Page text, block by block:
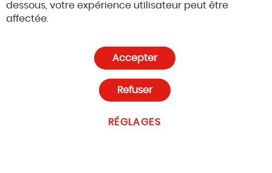
© 2026 Altreda SAS CGV
Paramètres des cookies
dessous, votre expérience utilisateur peut être
affectée.
Accepter
RÉGLAGES
Refuser